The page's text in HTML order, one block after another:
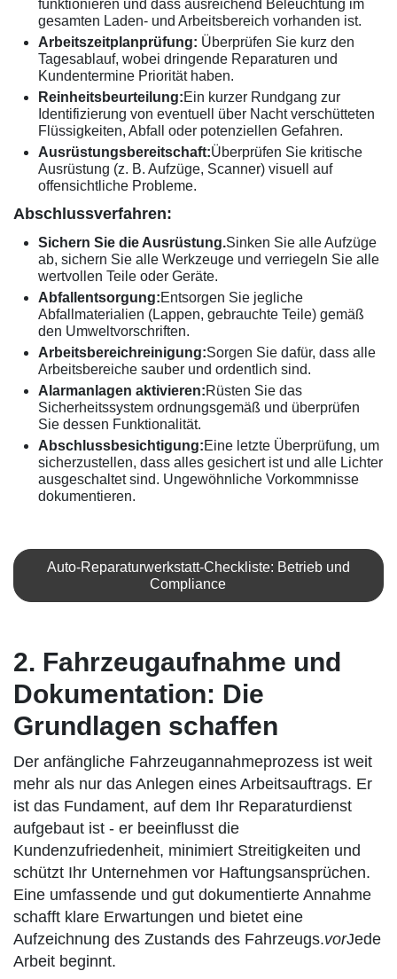
funktionieren und dass ausreichend Beleuchtung im
gesamten Laden- und Arbeitsbereich vorhanden ist.
Arbeitszeitplanprüfung: Überprüfen Sie kurz den
Tagesablauf, wobei dringende Reparaturen und
Kundentermine Priorität haben.
Reinheitsbeurteilung:Ein kurzer Rundgang zur
Identifizierung von eventuell über Nacht verschütteten
Flüssigkeiten, Abfall oder potenziellen Gefahren.
Ausrüstungsbereitschaft:Überprüfen Sie kritische
Ausrüstung (z. B. Aufzüge, Scanner) visuell auf
offensichtliche Probleme.
Abschlussverfahren:
Sichern Sie die Ausrüstung.Sinken Sie alle Aufzüge
ab, sichern Sie alle Werkzeuge und verriegeln Sie alle
wertvollen Teile oder Geräte.
Abfallentsorgung:Entsorgen Sie jegliche
Abfallmaterialien (Lappen, gebrauchte Teile) gemäß
den Umweltvorschriften.
Arbeitsbereichreinigung:Sorgen Sie dafür, dass alle
Arbeitsbereiche sauber und ordentlich sind.
Alarmanlagen aktivieren:Rüsten Sie das
Sicherheitssystem ordnungsgemäß und überprüfen
Sie dessen Funktionalität.
Abschlussbesichtigung:Eine letzte Überprüfung, um
sicherzustellen, dass alles gesichert ist und alle Lichter
ausgeschaltet sind. Ungewöhnliche Vorkommnisse
dokumentieren.
Auto-Reparaturwerkstatt-Checkliste: Betrieb und
Compliance
2. Fahrzeugaufnahme und
Dokumentation: Die
Grundlagen schaffen
Der anfängliche Fahrzeugannahmeprozess ist weit
mehr als nur das Anlegen eines Arbeitsauftrags. Er
ist das Fundament, auf dem Ihr Reparaturdienst
aufgebaut ist - er beeinflusst die
Kundenzufriedenheit, minimiert Streitigkeiten und
schützt Ihr Unternehmen vor Haftungsansprüchen.
Eine umfassende und gut dokumentierte Annahme
schafft klare Erwartungen und bietet eine
Aufzeichnung des Zustands des Fahrzeugs.vorJede
Arbeit beginnt.